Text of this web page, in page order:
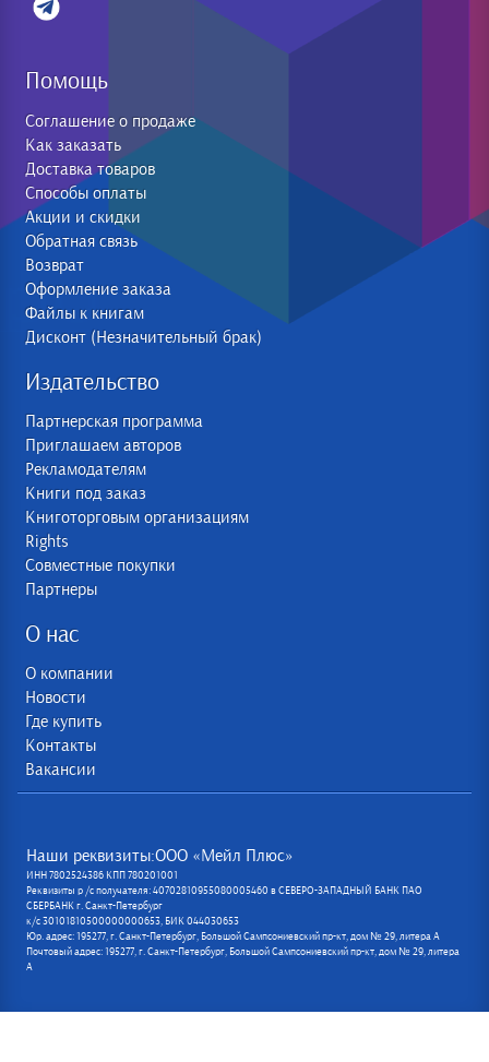
Помощь
Соглашение о продаже
Как заказать
Доставка товаров
Способы оплаты
Акции и скидки
Обратная связь
Возврат
Оформление заказа
Файлы к книгам
Дисконт (Незначительный брак)
Издательство
Партнерская программа
Приглашаем авторов
Рекламодателям
Книги под заказ
Книготорговым организациям
Rights
Совместные покупки
Партнеры
О нас
О компании
Новости
Где купить
Контакты
Вакансии
Наши реквизиты:ООО «Мейл Плюс»
ИНН 7802524386 КПП 780201001
Реквизиты р /с получателя: 40702810955080005460 в СЕВЕРО-ЗАПАДНЫЙ БАНК ПАО
СБЕРБАНК г. Санкт-Петербург
к/с 30101810500000000653, БИК 044030653
Юр. адрес: 195277, г. Санкт-Петербург, Большой Сампсониевский пр-кт, дом № 29, литера А
Почтовый адрес: 195277, г. Санкт-Петербург, Большой Сампсониевский пр-кт, дом № 29, литера
А